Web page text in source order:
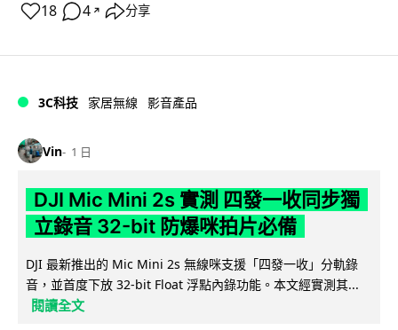
18 4 ↗ 分享
3C科技 家居無線 影音產品
Vin 1 日
DJI Mic Mini 2s 實測 四發一收同步獨
立錄音 32-bit 防爆咪拍片必備
DJI 最新推出的 Mic Mini 2s 無線咪支援「四發一收」分軌錄
音，並首度下放 32-bit Float 浮點內錄功能。本文經實測其...
閱讀全文